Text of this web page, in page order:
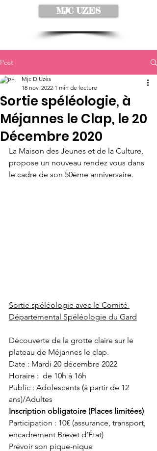
MJC UZES
Post
Sortie spéléologie, à
Méjannes le Clap, le 20
Décembre 2020
Mjc D'Uzès
18 nov. 2022 1 min de lecture
La Maison des Jeunes et de la Culture,
propose un nouveau rendez vous dans
le cadre de son 50ème anniversaire.
Sortie spéléologie avec le Comité
Départemental Spéléologie du Gard
Découverte de la grotte claire sur le
plateau de Méjannes le clap.
Date : Mardi 20 décembre 2022
Horaire :  de 10h à 16h
Public : Adolescents (à partir de 12
ans)/Adultes
Inscription obligatoire (Places limitées)
Participation : 10€ (assurance, transport,
encadrement Brevet d’État)
Prévoir son pique-nique